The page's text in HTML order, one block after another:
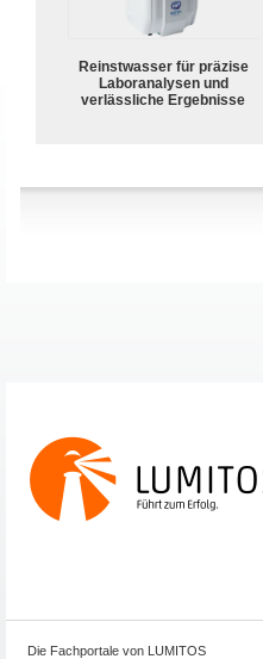
Reinstwasser für präzise
Laboranalysen und
verlässliche Ergebnisse
Die Fachportale von LUMITOS